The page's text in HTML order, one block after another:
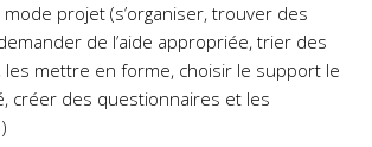
projet (s’organiser, trouver des
de l’aide appropriée, trier des
les mettre en forme, choisir le support le
créer des questionnaires et les